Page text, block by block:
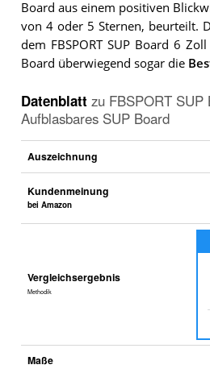
Board aus einem positiven
von 4 oder 5 Sternen, beurteilt.
dem FBSPORT SUP Board 6
Board überwiegend sogar die
Datenblatt zu FBSPORT SUP
Aufblasbares SUP Board
Auszeichnung
Kundenmeinung
bei Amazon
Vergleichsergebnis
Methodik
Maße